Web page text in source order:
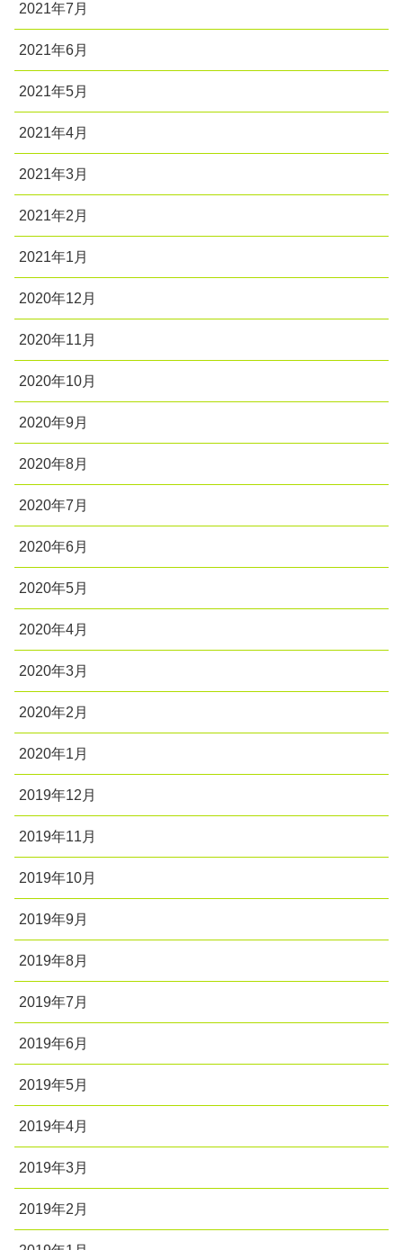
2021年7月
2021年6月
2021年5月
2021年4月
2021年3月
2021年2月
2021年1月
2020年12月
2020年11月
2020年10月
2020年9月
2020年8月
2020年7月
2020年6月
2020年5月
2020年4月
2020年3月
2020年2月
2020年1月
2019年12月
2019年11月
2019年10月
2019年9月
2019年8月
2019年7月
2019年6月
2019年5月
2019年4月
2019年3月
2019年2月